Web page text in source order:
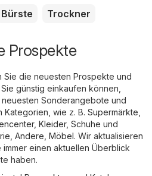
Bürste Trockner
Prospekte
Sie die neuesten Prospekte und
günstig einkaufen können,
Sonderangebote und
Kategorien, wie z. B. Supermärkte
, Kleider, Schuhe und
Andere Möbel. Wir aktualisieren
einen aktuellen Überblick
haben.